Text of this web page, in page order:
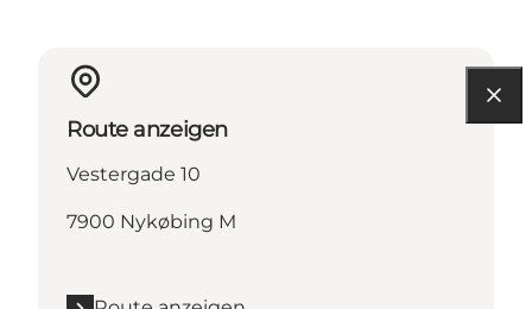
Route anzeigen
Vestergade 10
7900 Nykøbing M